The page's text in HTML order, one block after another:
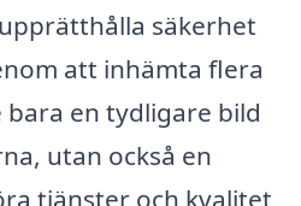
säkerhet
att inhämta flera
en tydligare bild
utan också en
tjänster och kvalitet